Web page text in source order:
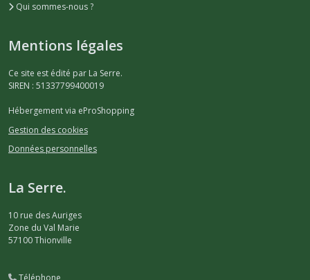
Qui sommes-nous ?
Mentions légales
Ce site est édité par La Serre.
SIREN : 51337799400019
Hébergement via eProShopping
Gestion des cookies
Données personnelles
La Serre.
10 rue des Auriges
Zone du Val Marie
57100Thionville